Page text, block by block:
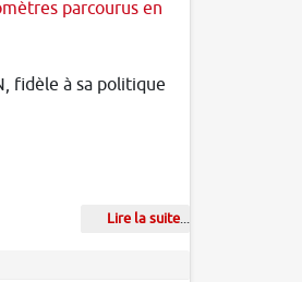
parcourus en
fidèle à sa politique
Lire la suite...